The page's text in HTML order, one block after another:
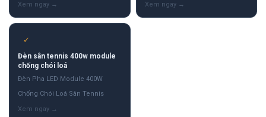
✓
Đèn sân tennis 400w module
chống chói loá
Đèn Pha LED Module 400W
Chống Chói Loá Sân Tennis